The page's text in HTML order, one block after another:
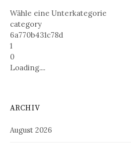
Wähle eine Unterkategorie
category
6a770b431c78d
1
0
Loading....
ARCHIV
August 2026